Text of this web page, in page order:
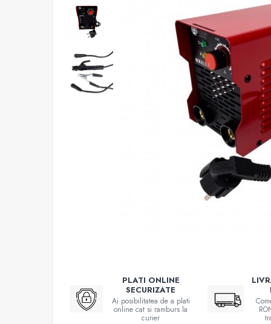
Fierastraie electrice cu lant
Motofierastraie pe benzina
Accesorii pompe
Aparat de spalat
PLATI ONLINE
SECURIZATE
Ai posibilitatea de a plati
online cat si ramburs la
curier